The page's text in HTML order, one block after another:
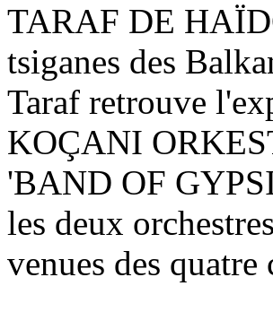
TARAF DE
tsiganes des
Taraf retrouve
KOÇANI
'BAND OF
les deux
venues des